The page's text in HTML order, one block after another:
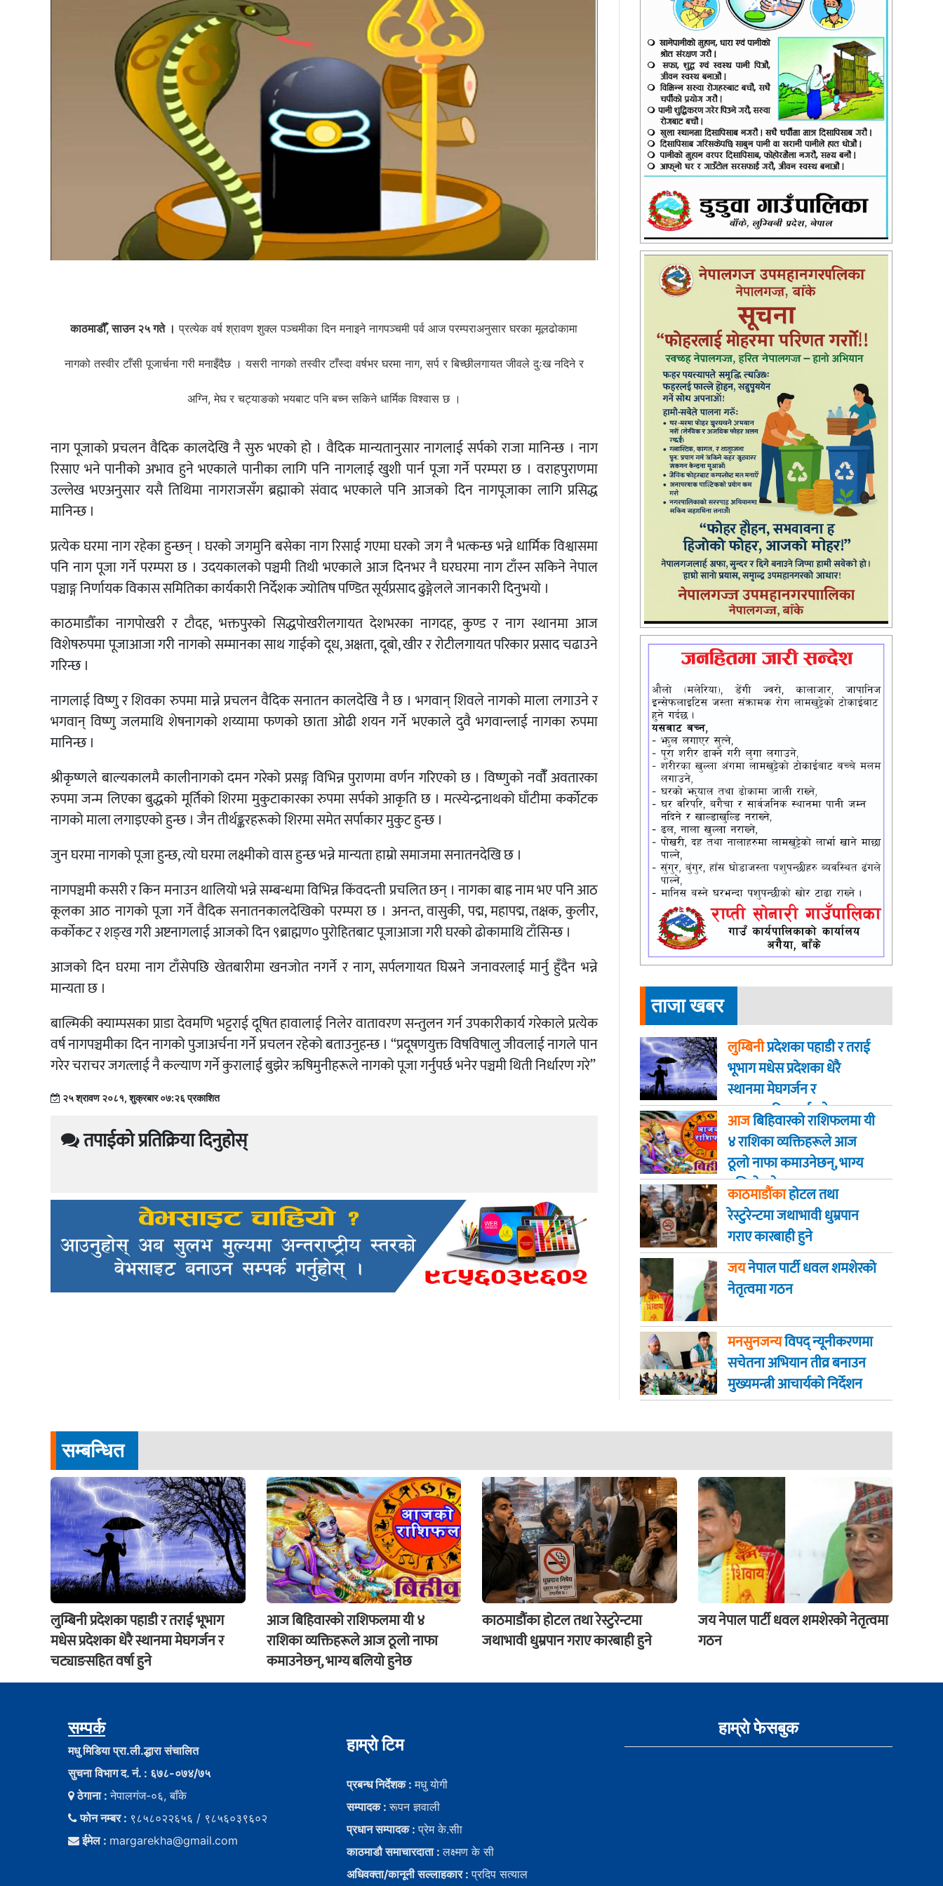
काठमाडौँ, साउन २५ गते । प्रत्येक वर्ष श्रावण शुक्ल पञ्चमीका दिन मनाइने नागपञ्चमी पर्व आज परम्पराअनुसार घरका मूलढोकामा
नागको तस्वीर टाँसी पूजार्चना गरी मनाइँदैछ । यसरी नागको तस्वीर टाँस्दा वर्षभर घरमा नाग, सर्प र बिच्छीलगायत जीवले दुःख नदिने र
अग्नि, मेघ र चट्याङको भयबाट पनि बच्न सकिने धार्मिक विश्वास छ ।
नाग पूजाको प्रचलन वैदिक कालदेखि नै सुरु भएको हो । वैदिक मान्यतानुसार नागलाई सर्पको राजा मानिन्छ । नाग
रिसाए भने पानीको अभाव हुने भएकाले पानीका लागि पनि नागलाई खुशी पार्न पूजा गर्ने परम्परा छ । वराहपुराणमा
उल्लेख भएअनुसार यसै तिथिमा नागराजसँग ब्रह्माको संवाद भएकाले पनि आजको दिन नागपूजाका लागि प्रसिद्ध
मानिन्छ ।
प्रत्येक घरमा नाग रहेका हुन्छन् । घरको जगमुनि बसेका नाग रिसाई गएमा घरको जग नै भत्कन्छ भन्ने धार्मिक विश्वासमा
पनि नाग पूजा गर्ने परम्परा छ । उदयकालको पञ्चमी तिथी भएकाले आज दिनभर नै घरघरमा नाग टाँस्न सकिने नेपाल
पञ्चाङ्ग निर्णायक विकास समितिका कार्यकारी निर्देशक ज्योतिष पण्डित सूर्यप्रसाद ढुङ्गेलले जानकारी दिनुभयो ।
काठमाडौँका नागपोखरी र टौदह, भक्तपुरको सिद्धपोखरीलगायत देशभरका नागदह, कुण्ड र नाग स्थानमा आज
विशेषरुपमा पूजाआजा गरी नागको सम्मानका साथ गाईको दूध, अक्षता, दूबो, खीर र रोटीलगायत परिकार प्रसाद चढाउने
गरिन्छ ।
नागलाई विष्णु र शिवका रुपमा मान्ने प्रचलन वैदिक सनातन कालदेखि नै छ । भगवान् शिवले नागको माला लगाउने र
भगवान् विष्णु जलमाथि शेषनागको शय्यामा फणको छाता ओढी शयन गर्ने भएकाले दुवै भगवान्लाई नागका रुपमा
मानिन्छ ।
श्रीकृष्णले बाल्यकालमै कालीनागको दमन गरेको प्रसङ्ग विभिन्न पुराणमा वर्णन गरिएको छ । विष्णुको नवौंँ अवतारका
रुपमा जन्म लिएका बुद्धको मूर्तिको शिरमा मुकुटाकारका रुपमा सर्पको आकृति छ । मत्स्येन्द्रनाथको घाँटीमा कर्कोटक
नागको माला लगाइएको हुन्छ । जैन तीर्थङ्करहरूको शिरमा समेत सर्पाकार मुकुट हुन्छ ।
जुन घरमा नागको पूजा हुन्छ, त्यो घरमा लक्ष्मीको वास हुन्छ भन्ने मान्यता हाम्रो समाजमा सनातनदेखि छ ।
नागपञ्चमी कसरी र किन मनाउन थालियो भन्ने सम्बन्धमा विभिन्न किंवदन्ती प्रचलित छन् । नागका बाह्र नाम भए पनि आठ
कूलका आठ नागको पूजा गर्ने वैदिक सनातनकालदेखिको परम्परा छ । अनन्त, वासुकी, पद्म, महापद्म, तक्षक, कुलीर,
कर्कोकट र शङ्ख गरी अष्टनागलाई आजको दिन ९ब्राह्मण० पुरोहितबाट पूजाआजा गरी घरको ढोकामाथि टाँसिन्छ ।
आजको दिन घरमा नाग टाँसेपछि खेतबारीमा खनजोत नगर्ने र नाग, सर्पलगायत घिस्रने जनावरलाई मार्नु हुँदैन भन्ने
मान्यता छ ।
बाल्मिकी क्याम्पसका प्राडा देवमणि भट्टराई दूषित हावालाई निलेर वातावरण सन्तुलन गर्न उपकारीकार्य गरेकाले प्रत्येक
वर्ष नागपञ्चमीका दिन नागको पुजाअर्चना गर्ने प्रचलन रहेको बताउनुहन्छ । “प्रदूषणयुक्त विषविषालु जीवलाई नागले पान
गरेर चराचर जगत्लाई नै कल्याण गर्ने कुरालाई बुझेर ऋषिमुनीहरूले नागको पूजा गर्नुपर्छ भनेर पञ्चमी थिती निर्धारण गरे”
२५ श्रावण २०८१, शुक्रबार ०७:२६ प्रकाशित
तपाईको प्रतिक्रिया दिनुहोस्
ताजा खबर
लुम्बिनीप्रदेशका पहाडी र तराई
भूभाग मधेस प्रदेशका धेरै
स्थानमा मेघगर्जन र
चट्याङसहित वर्षा हुने
आजबिहिवारकाे राशिफलमा यी
४ राशिका व्यक्तिहरूले आज
ठूलो नाफा कमाउनेछन्, भाग्य
बलियो हुनेछ
काठमाडौंकाहोटल तथा
रेस्टुरेन्टमा जथाभावी धुम्रपान
गराए कारबाही हुने
जयनेपाल पार्टी धवल शमशेरको
नेतृत्वमा गठन
मनसुनजन्यविपद् न्यूनीकरणमा
सचेतना अभियान तीव्र बनाउन
मुख्यमन्त्री आचार्यको निर्देशन
सम्बन्धित
लुम्बिनी प्रदेशका पहाडी र तराई भूभाग
मधेस प्रदेशका धेरै स्थानमा मेघगर्जन र
चट्याङसहित वर्षा हुने
आज बिहिवारकाे राशिफलमा यी ४
राशिका व्यक्तिहरूले आज ठूलो नाफा
कमाउनेछन्, भाग्य बलियो हुनेछ
काठमाडौंका होटल तथा रेस्टुरेन्टमा
जथाभावी धुम्रपान गराए कारबाही हुने
जय नेपाल पार्टी धवल शमशेरको नेतृत्वमा
गठन
सम्पर्क
मधु मिडिया प्रा.ली.द्धारा संचालित
सुचना विभाग द. नं. : ६७८-०७४/७५
ठेगाना :नेपालगंज-०६, बाँके
फोन नम्बर : ९८५८०२२६५६ / ९८५६०३९६०२
ईमेल : margarekha@gmail.com
हाम्राे टिम
प्रबन्ध निर्देशक :मधु याेगी
सम्पादक :रूपन ज्ञवाली
प्रधान सम्पादक :प्रेम के.सीा
काठमाडौ समाचारदाता :लक्ष्मण के सी
अधिवक्ता/कानूनी सल्लाहकार :प्रदिप सत्याल
हाम्राे फेसबुक